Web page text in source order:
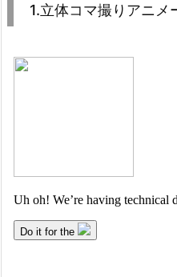
1.立体コマ撮りアニメ